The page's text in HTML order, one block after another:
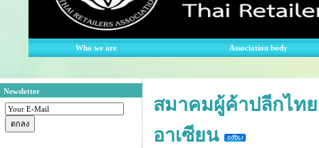
Who we are Association body
Newsletter
สมาคมผู้ค้าปลีกไท
อาเซียน